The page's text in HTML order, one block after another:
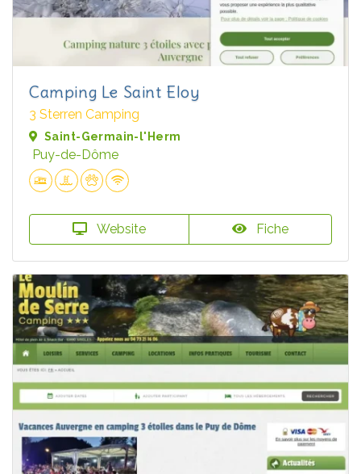
Camping Le Saint Eloy
3 Sterren Camping
Saint-Germain-l'Herm
Puy-de-Dôme
Website Fiche